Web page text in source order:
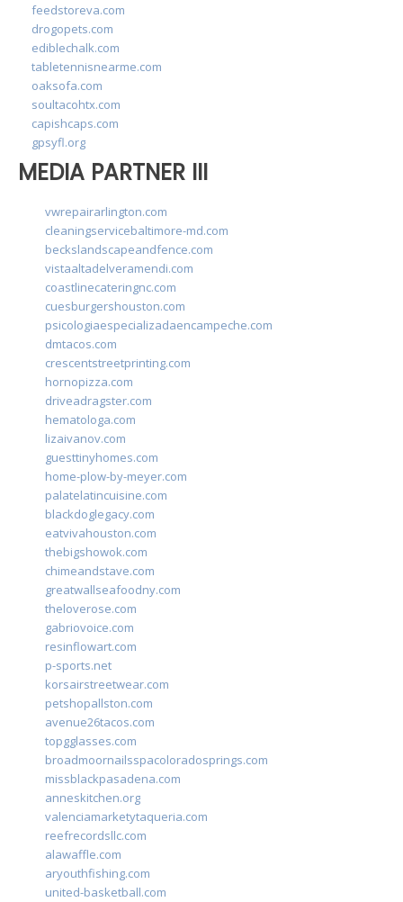
feedstoreva.com
drogopets.com
ediblechalk.com
tabletennisnearme.com
oaksofa.com
soultacohtx.com
capishcaps.com
gpsyfl.org
MEDIA PARTNER III
vwrepairarlington.com
cleaningservicebaltimore-md.com
beckslandscapeandfence.com
vistaaltadelveramendi.com
coastlinecateringnc.com
cuesburgershouston.com
psicologiaespecializadaencampeche.com
dmtacos.com
crescentstreetprinting.com
hornopizza.com
driveadragster.com
hematologa.com
lizaivanov.com
guesttinyhomes.com
home-plow-by-meyer.com
palatelatincuisine.com
blackdoglegacy.com
eatvivahouston.com
thebigshowok.com
chimeandstave.com
greatwallseafoodny.com
theloverose.com
gabriovoice.com
resinflowart.com
p-sports.net
korsairstreetwear.com
petshopallston.com
avenue26tacos.com
topgglasses.com
broadmoornailsspacoloradosprings.com
missblackpasadena.com
anneskitchen.org
valenciamarketytaqueria.com
reefrecordsllc.com
alawaffle.com
aryouthfishing.com
united-basketball.com